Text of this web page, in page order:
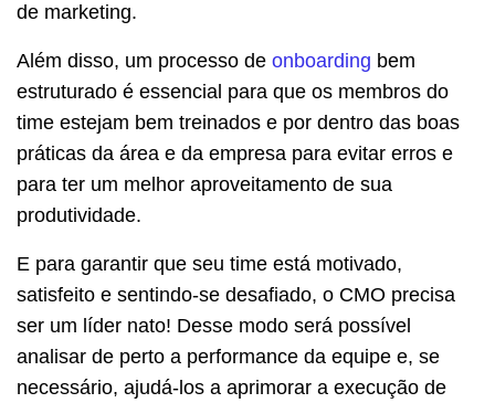
de marketing.
Além disso, um processo de onboarding bem
estruturado é essencial para que os membros do
time estejam bem treinados e por dentro das boas
práticas da área e da empresa para evitar erros e
para ter um melhor aproveitamento de sua
produtividade.
E para garantir que seu time está motivado,
satisfeito e sentindo-se desafiado, o CMO precisa
ser um líder nato! Desse modo será possível
analisar de perto a performance da equipe e, se
necessário, ajudá-los a aprimorar a execução de